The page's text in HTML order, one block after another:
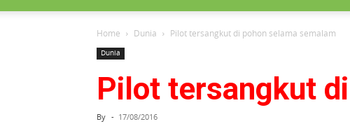
Home Dunia Pilot tersangkut di pohon selama semalam
Dunia
Pilot tersangkut
By - 17/08/2016